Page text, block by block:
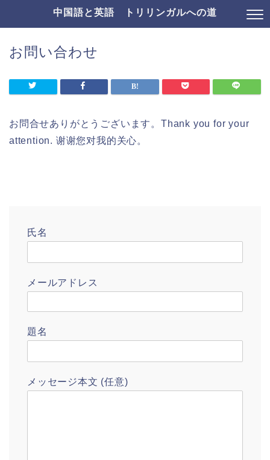
中国語と英語 トリリンガルへの道
お問い合わせ
お問合せありがとうございます。Thank you for your
attention. 谢谢您对我的关心。
氏名
メールアドレス
題名
メッセージ本文 (任意)